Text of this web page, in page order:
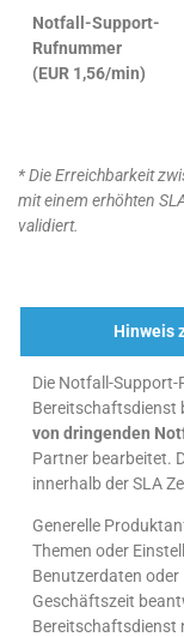
Notfall-Support-
Rufnummer
(EUR 1,56/min)
* Die Erreichbarkeit
mit einem erhöhten
validiert.
Hinweis
Die Notfall-
Bereitschaftsdienst
von dringenden
Partner bearbeitet.
innerhalb der SLA
Generelle
Themen oder
Benutzerdaten
Geschäftszeit
Bereitschaftsdienst